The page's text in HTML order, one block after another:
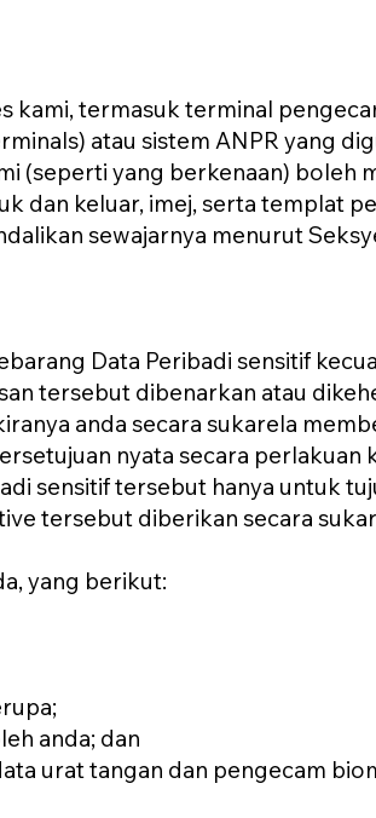
kami, termasuk terminal
atau sistem ANPR yang
(seperti yang berkenaan) boleh
dan keluar, imej, serta templat
sewajarnya menurut
Data Peribadi sensitif
tersebut dibenarkan atau
anda secara sukarela
nyata secara
sensitif tersebut hanya untuk
tersebut diberikan secara
yang berikut:
anda; dan
urat tangan dan pengecam